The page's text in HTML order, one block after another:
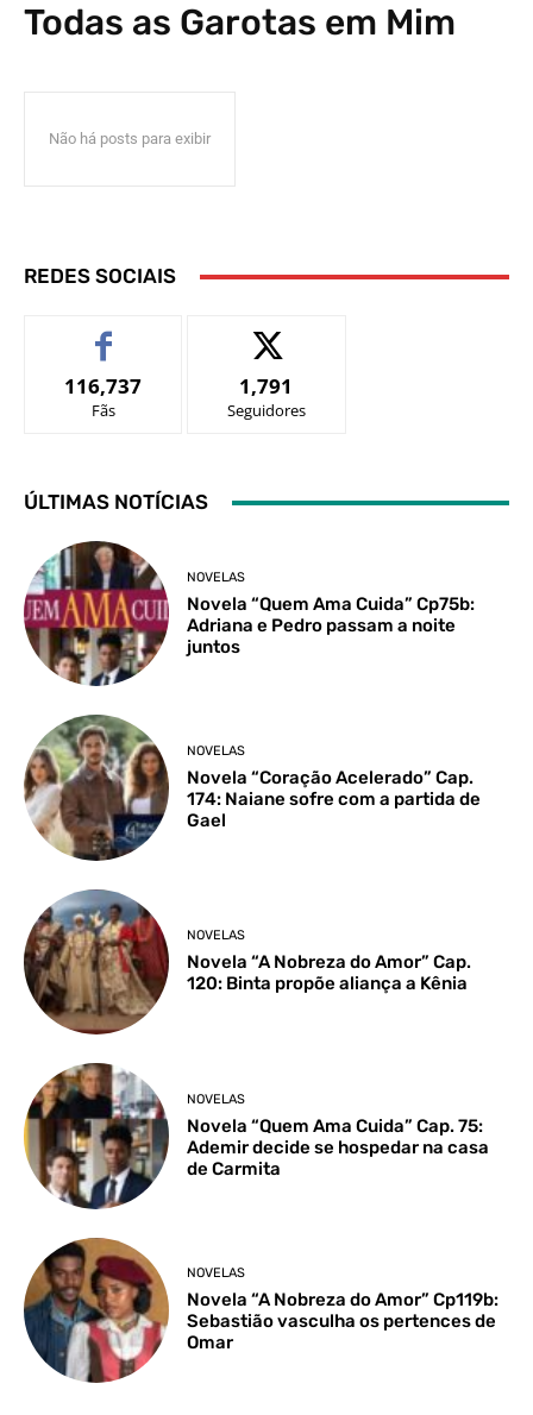
Todas as Garotas em Mim
Não há posts para exibir
REDES SOCIAIS
116,737
Fãs
1,791
Seguidores
ÚLTIMAS NOTÍCIAS
NOVELAS
Novela “Quem Ama Cuida” Cp75b:
Adriana e Pedro passam a noite
juntos
NOVELAS
Novela “Coração Acelerado” Cap.
174: Naiane sofre com a partida de
Gael
NOVELAS
Novela “A Nobreza do Amor” Cap.
120: Binta propõe aliança a Kênia
NOVELAS
Novela “Quem Ama Cuida” Cap. 75:
Ademir decide se hospedar na casa
de Carmita
NOVELAS
Novela “A Nobreza do Amor” Cp119b:
Sebastião vasculha os pertences de
Omar